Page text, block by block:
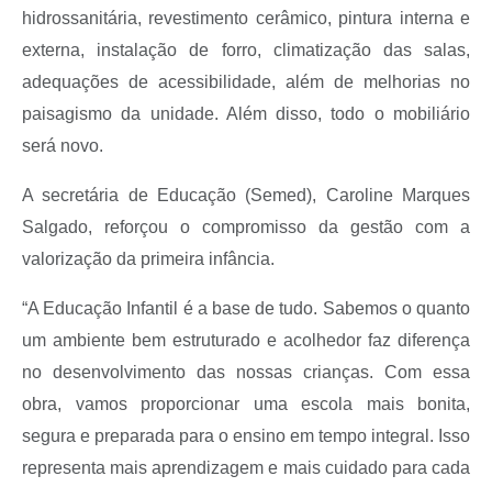
hidrossanitária, revestimento cerâmico, pintura interna e
externa, instalação de forro, climatização das salas,
adequações de acessibilidade, além de melhorias no
paisagismo da unidade. Além disso, todo o mobiliário
será novo.
A secretária de Educação (Semed), Caroline Marques
Salgado, reforçou o compromisso da gestão com a
valorização da primeira infância.
“A Educação Infantil é a base de tudo. Sabemos o quanto
um ambiente bem estruturado e acolhedor faz diferença
no desenvolvimento das nossas crianças. Com essa
obra, vamos proporcionar uma escola mais bonita,
segura e preparada para o ensino em tempo integral. Isso
representa mais aprendizagem e mais cuidado para cada